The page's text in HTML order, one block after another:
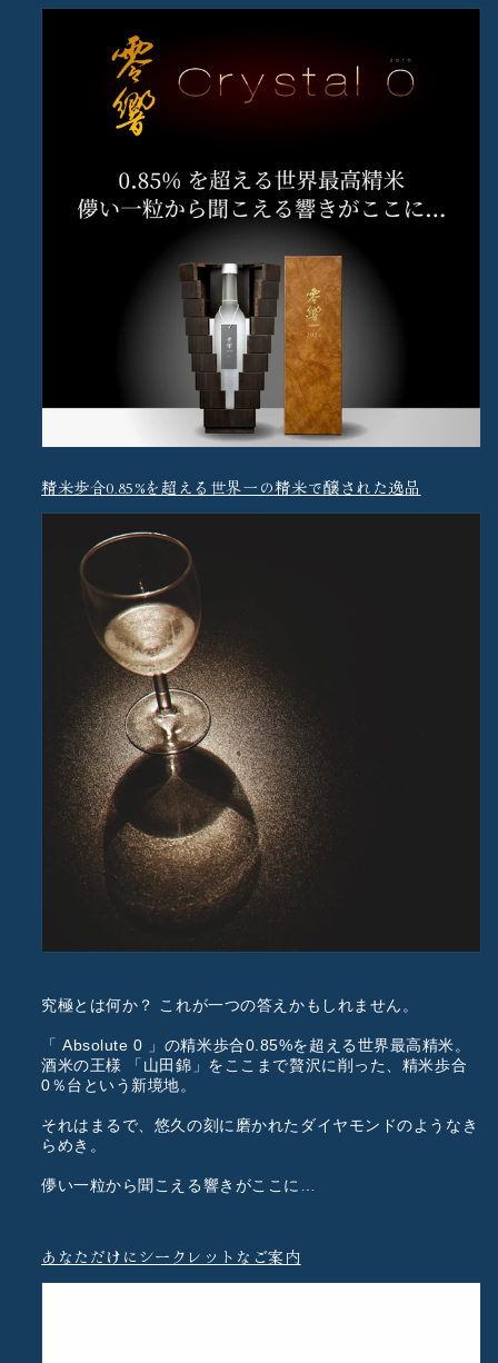
精米歩合0.85%を超える世界一の精米で醸された逸品
究極とは何か？ これが一つの答えかもしれません。
「 Absolute 0 」の精米歩合0.85%を超える世界最高精米。
酒米の王様 「山田錦」をここまで贅沢に削った、精米歩合
0％台という新境地。
それはまるで、悠久の刻に磨かれたダイヤモンドのようなき
らめき。
儚い一粒から聞こえる響きがここに…
あなただけにシークレットなご案内